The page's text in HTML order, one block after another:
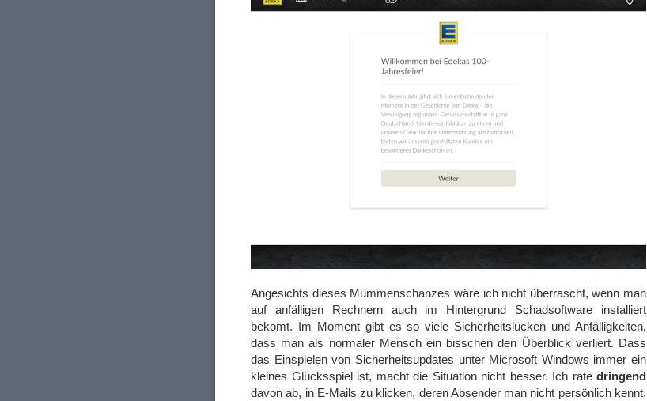
Angesichts dieses Mummenschanzes wäre ich nicht überrascht, wenn man
auf anfälligen Rechnern auch im Hintergrund Schadsoftware installiert
bekomt. Im Moment gibt es so viele Sicherheitslücken und Anfälligkeiten,
dass man als normaler Mensch ein bisschen den Überblick verliert. Dass
das Einspielen von Sicherheitsupdates unter Microsoft Windows immer ein
kleines Glücksspiel ist, macht die Situation nicht besser. Ich rate dringend
davon ab, in E-Mails zu klicken, deren Absender man nicht persönlich kennt.